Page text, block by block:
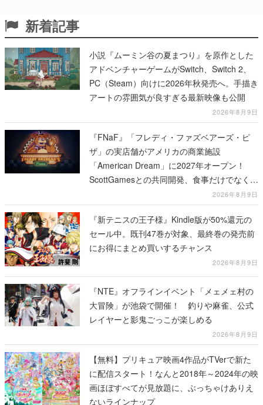
新着記事
小説『ムーミン谷の夏まつり』を原作とした
アドベンチャーゲームがSwitch、Switch 2、
PC（Steam）向けに2026年秋発売へ。手描き
アートの雰囲気が良すぎる最新映像も公開
2026年8月9日
『FNaF』「フレディ・ファズベアーズ・ピ
ザ」の実店舗がアメリカの商業施設
「American Dream」に2027年オープン！
ScottGamesとの共同開発、食事だけでなくス
テージショーや没入型のホラー体験も楽しめ
る
2026年8月9日
『新テニスの王子様』Kindle版が50%還元の
セール中。既刊47巻が対象、最終巻の発売前
にお得にまとめ買いするチャンス
2026年8月9日
『NTE』オフラインイベント「メェメェ村の
大冒険」が池袋で開催！ 釣りや麻雀、公式
レイヤーと影鬼ごっこが楽しめる
2026年8月9日
【無料】プリキュア映画4作品がTVerで新た
に配信スタート！なんと2018年～2024年の映
画ほぼすべてが見放題に、ぶっちゃけありえ
ないラインナップ